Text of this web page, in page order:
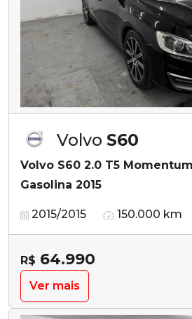
Volvo S60
Volvo S60 2.0 T5
Gasolina 2015
2015/2015 150.000 km
R$ 64.990
Ver mais